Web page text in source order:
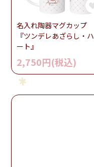
名入れ陶器マグカップ
『ツンデレあざらし・ハ
ート』
2,750円(税込)